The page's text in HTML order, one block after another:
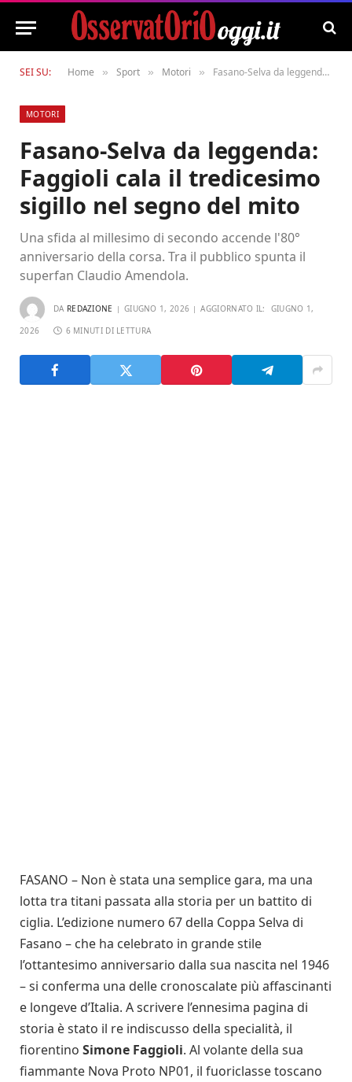
SEI SU: Home » Sport » Motori » Fasano-Selva da leggenda: Faggioli cala il tredicesimo sigillo nel segno del mito
MOTORI
Fasano-Selva da leggenda:
Faggioli cala il tredicesimo
sigillo nel segno del mito
Una sfida al millesimo di secondo accende l'80°
anniversario della corsa. Tra il pubblico spunta il
superfan Claudio Amendola.
DA REDAZIONE GIUGNO 1, 2026 AGGIORNATO IL: GIUGNO 1,
2026 6 MINUTI DI LETTURA
FASANO – Non è stata una semplice gara, ma una
lotta tra titani passata alla storia per un battito di
ciglia. L’edizione numero 67 della Coppa Selva di
Fasano – che ha celebrato in grande stile
l’ottantesimo anniversario dalla sua nascita nel 1946
– si conferma una delle cronoscalate più affascinanti
e longeve d’Italia. A scrivere l’ennesima pagina di
storia è stato il re indiscusso della specialità, il
fiorentino Simone Faggioli. Al volante della sua
fiammante Nova Proto NP01, il fuoriclasse toscano